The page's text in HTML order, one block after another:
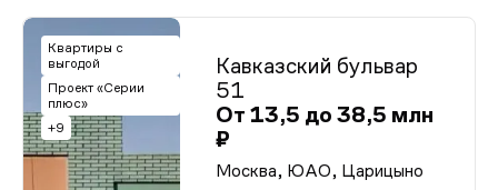
Квартиры с
выгодой
Проект «Серии
плюс»
+9
Кавказский бульвар
51
От 13,5 до 38,5 млн
₽
Москва, ЮАО, Царицыно